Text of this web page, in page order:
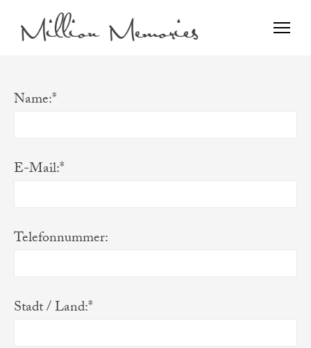
Film and Photo
Name:*
E-Mail:*
Telefonnummer:
Stadt / Land:*